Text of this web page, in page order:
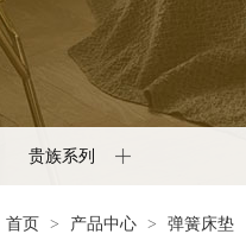
贵族系列
首页 > 产品中心 > 弹簧床垫